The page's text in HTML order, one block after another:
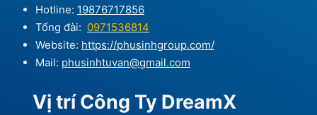
Hotline: 19876717856
Tổng đài: 0971536814
Website: https://phusinhgroup.com/
Mail: phusinhtuvan@gmail.com
Vị trí Công Ty DreamX